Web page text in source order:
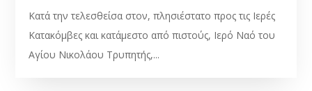
Κατά την τελεσθείσα στον, πλησιέστατο προς τις Ιερές
Κατακόμβες και κατάμεστο από πιστούς, Ιερό Ναό του
Αγίου Νικολάου Τρυπητής,...